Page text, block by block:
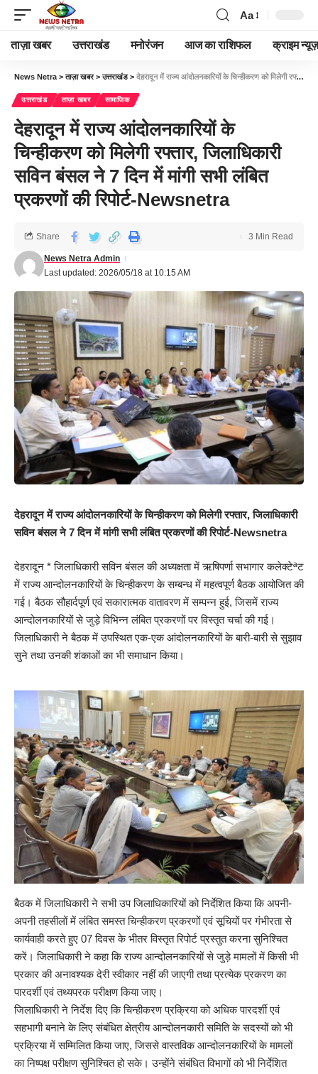
Aa
ताज़ा खबर उत्तराखंड मनोरंजन आज का राशिफल क्राइम न्यूज़
News Netra >ताज़ा खबर>उत्तराखंड> देहरादून में राज्य आंदोलनकारियों के चिन्हीकरण को मिलेगी रफ्तार, जिलाधिकारी सविन बंसल ने 7 दिन में मांगी सभी लंबित प्रकरणों की रिपोर्ट-Newsnetra
उत्तराखंड ताज़ा खबर सामाजिक
देहरादून में राज्य आंदोलनकारियों के
चिन्हीकरण को मिलेगी रफ्तार, जिलाधिकारी
सविन बंसल ने 7 दिन में मांगी सभी लंबित
प्रकरणों की रिपोर्ट-Newsnetra
Last updated: 2026/05/18 at 10:15 AM
News Netra Admin
Share 3 Min Read
देहरादून में राज्य आंदोलनकारियों के चिन्हीकरण को मिलेगी रफ्तार, जिलाधिकारी
सविन बंसल ने 7 दिन में मांगी सभी लंबित प्रकरणों की रिपोर्ट-Newsnetra
देहरादून * जिलाधिकारी सविन बंसल की अध्यक्षता में ऋषिपर्णा सभागार कलेक्टेªट
में राज्य आन्दोलनकारियों के चिन्हीकरण के सम्बन्ध में महत्वपूर्ण बैठक आयोजित की
गई। बैठक सौहार्दपूर्ण एवं सकारात्मक वातावरण में सम्पन्न हुई, जिसमें राज्य
आन्दोलनकारियों से जुड़े विभिन्न लंबित प्रकरणों पर विस्तृत चर्चा की गई।
जिलाधिकारी ने बैठक में उपस्थित एक-एक आंदोलनकारियों के बारी-बारी से सुझाव
सुने तथा उनकी शंकाओं का भी समाधान किया।
बैठक में जिलाधिकारी ने सभी उप जिलाधिकारियों को निर्देशित किया कि अपनी-
अपनी तहसीलों में लंबित समस्त चिन्हीकरण प्रकरणों एवं सूचियों पर गंभीरता से
कार्यवाही करते हुए 07 दिवस के भीतर विस्तृत रिपोर्ट प्रस्तुत करना सुनिश्चित
करें। जिलाधिकारी ने कहा कि राज्य आन्दोलनकारियों से जुड़े मामलों में किसी भी
प्रकार की अनावश्यक देरी स्वीकार नहीं की जाएगी तथा प्रत्येक प्रकरण का
पारदर्शी एवं तथ्यपरक परीक्षण किया जाए।
जिलाधिकारी ने निर्देश दिए कि चिन्हीकरण प्रक्रिया को अधिक पारदर्शी एवं
सहभागी बनाने के लिए संबंधित क्षेत्रीय आन्दोलनकारी समिति के सदस्यों को भी
प्रक्रिया में सम्मिलित किया जाए, जिससे वास्तविक आन्दोलनकारियों के मामलों
का निष्पक्ष परीक्षण सुनिश्चित हो सके। उन्होंने संबंधित विभागों को भी निर्देशित